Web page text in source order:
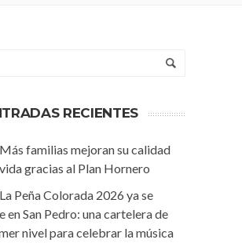
RECIENTES
Más familias mejoran su calidad
gracias al Plan Hornero
La Peña Colorada 2026 ya se
en San Pedro: una cartelera de
nivel para celebrar la música